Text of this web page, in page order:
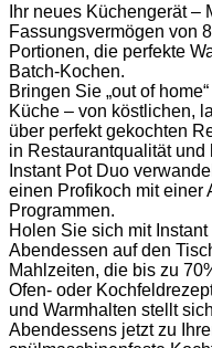
Ihr neues Küchengerät –
Fassungsvermögen von
Portionen, die perfekte
Batch-Kochen.
Bringen Sie „out of
Küche – von köstlichen,
über perfekt gekochten
in Restaurantqualität
Instant Pot Duo
einen Profikoch mit einer
Programmen.
Holen Sie sich mit
Abendessen auf den
Mahlzeiten, die bis zu
Ofen- oder
und Warmhalten stellt
Abendessens jetzt zu